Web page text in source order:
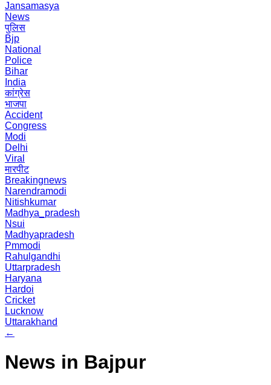
Jansamasya
News
पुलिस
Bjp
National
Police
Bihar
India
कांग्रेस
भाजपा
Accident
Congress
Modi
Delhi
Viral
मारपीट
Breakingnews
Narendramodi
Nitishkumar
Madhya_pradesh
Nsui
Madhyapradesh
Pmmodi
Rahulgandhi
Uttarpradesh
Haryana
Hardoi
Cricket
Lucknow
Uttarakhand
←
News in Bajpur